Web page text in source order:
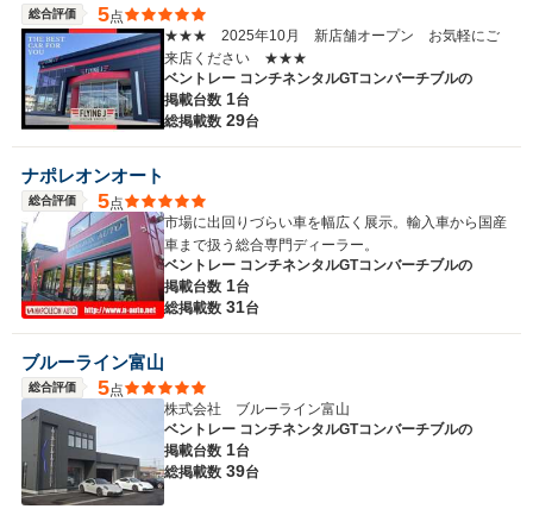
総合評価 5点
★★★ 2025年10月 新店舗オープン お気軽にご
来店ください ★★★
ベントレー コンチネンタルGTコンバーチブルの
掲載台数 1台
総掲載数 29台
ナポレオンオート
総合評価 5点
市場に出回りづらい車を幅広く展示。輸入車から国産
車まで扱う総合専門ディーラー。
ベントレー コンチネンタルGTコンバーチブルの
掲載台数 1台
総掲載数 31台
ブルーライン富山
総合評価 5点
株式会社 ブルーライン富山
ベントレー コンチネンタルGTコンバーチブルの
掲載台数 1台
総掲載数 39台